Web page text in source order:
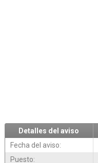
Detalles del aviso
Fecha del aviso:
Puesto: